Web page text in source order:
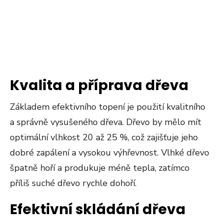
Kvalita a příprava dřeva
Základem efektivního topení je použití kvalitního
a správně vysušeného dřeva. Dřevo by mělo mít
optimální vlhkost 20 až 25 %, což zajišťuje jeho
dobré zapálení a vysokou výhřevnost. Vlhké dřevo
špatně hoří a produkuje méně tepla, zatímco
příliš suché dřevo rychle dohoří​​.
Efektivní skládání dřeva